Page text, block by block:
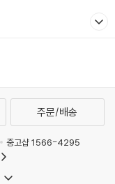
주문/배송
중고샵 1566-4295